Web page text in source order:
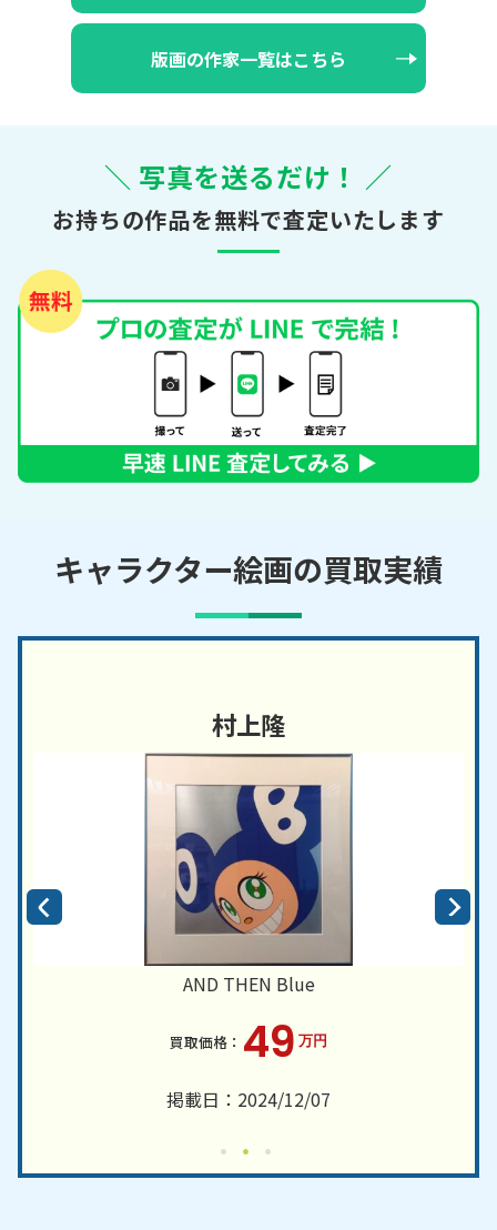
版画の作家一覧はこちら
＼ 写真を送るだけ！ ／
お持ちの作品を無料で査定いたします
キャラクター絵画の買取実績
村上隆
AND THEN Blue
49 万円
掲載日：2024/12/07